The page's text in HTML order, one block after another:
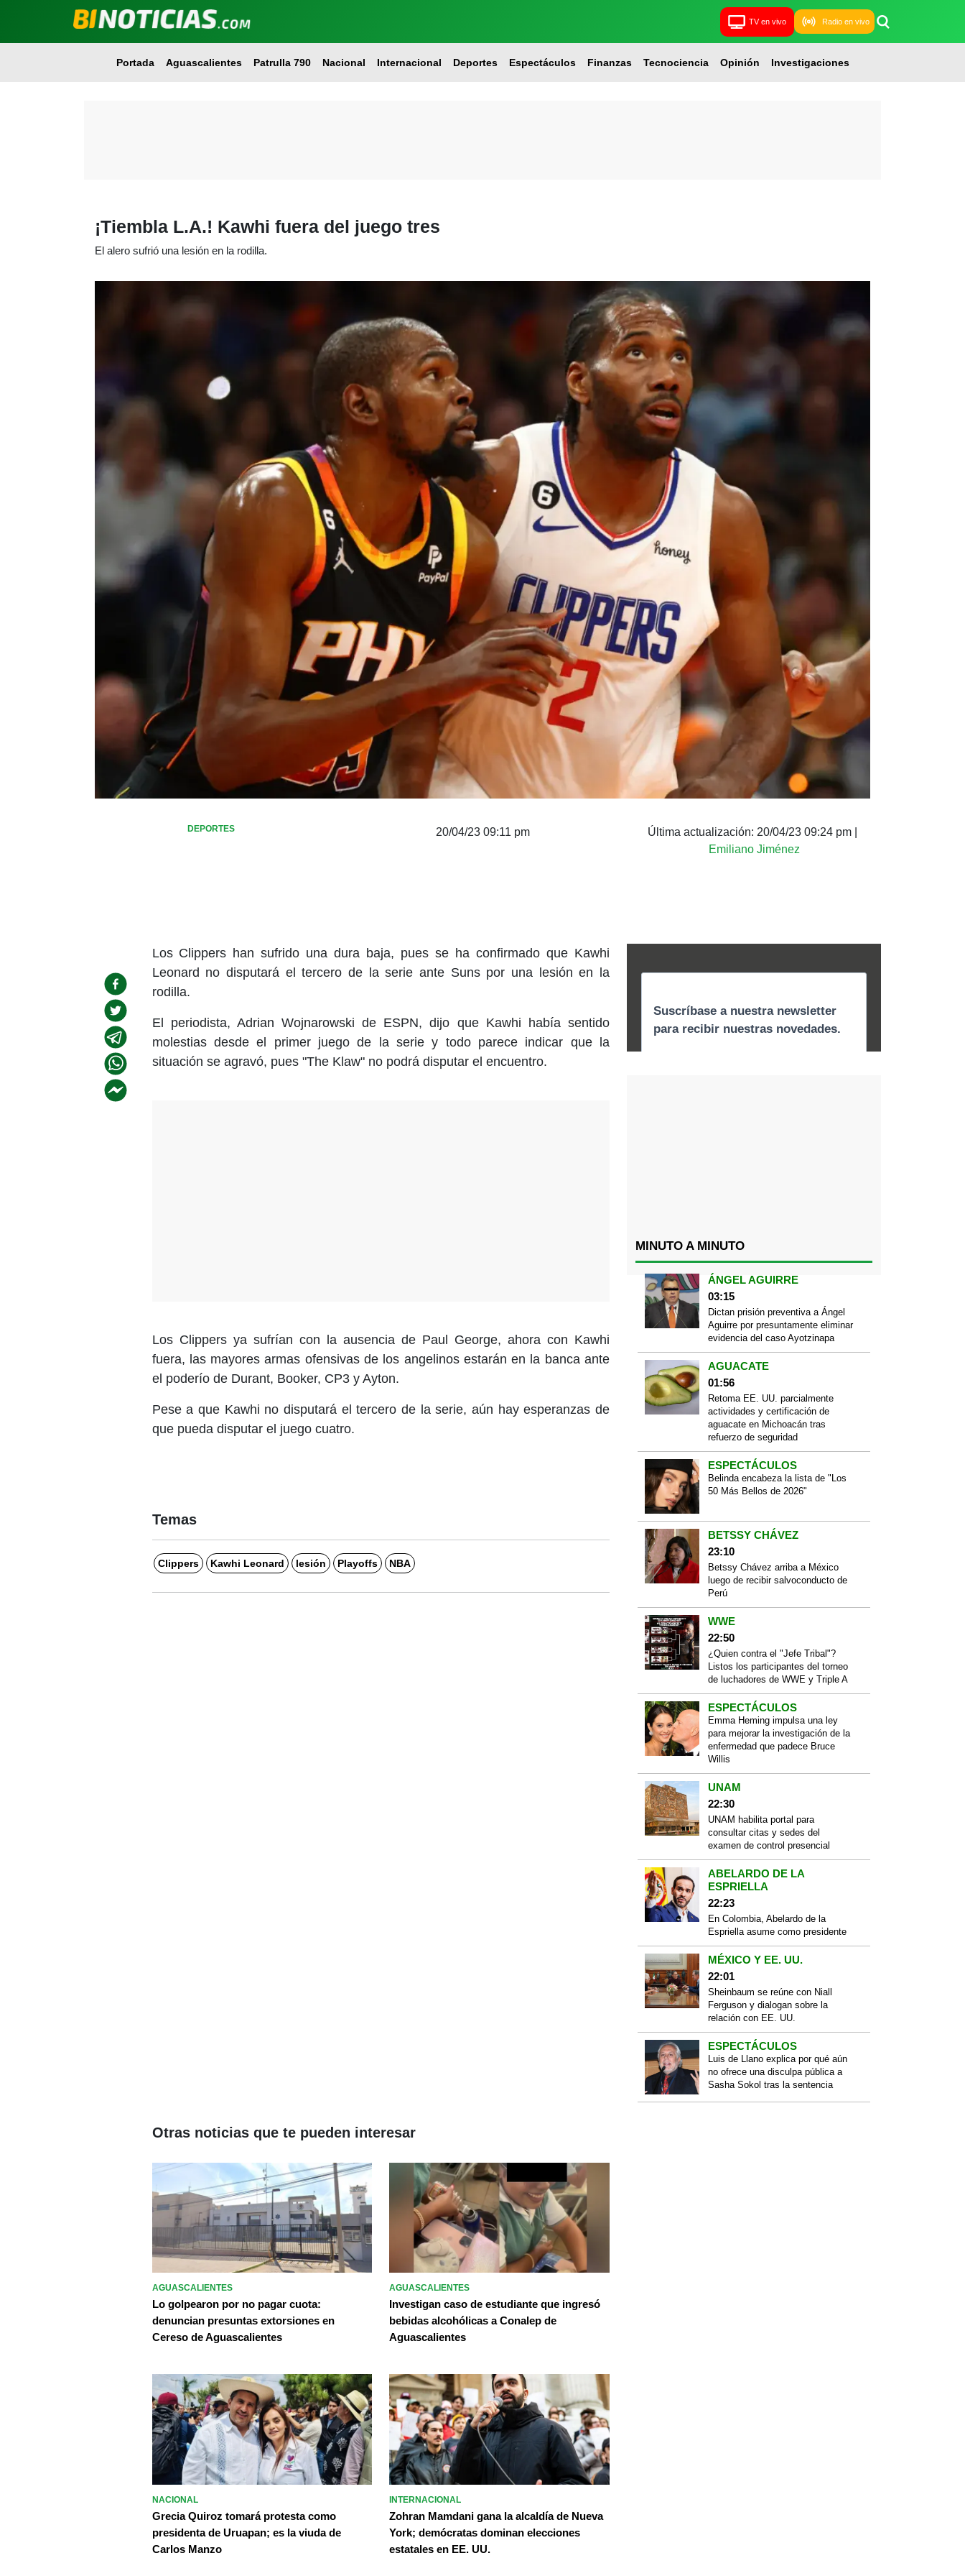
TV en vivo Radio en vivo
Portada Aguascalientes Patrulla 790 Nacional Internacional Deportes Espectáculos Finanzas Tecnociencia Opinión Investigaciones
¡Tiembla L.A.! Kawhi fuera del juego tres
El alero sufrió una lesión en la rodilla.
DEPORTES 20/04/23 09:11 pm Última actualización: 20/04/23 09:24 pm
Emiliano Jiménez
Los Clippers han sufrido una dura baja, pues se ha confirmado que Kawhi
Leonard no disputará el tercero de la serie ante Suns por una lesión en la
rodilla.
El periodista, Adrian Wojnarowski de ESPN, dijo que Kawhi había sentido
molestias desde el primer juego de la serie y todo parece indicar que la
situación se agravó, pues "The Klaw" no podrá disputar el encuentro.
Los Clippers ya sufrían con la ausencia de Paul George, ahora con Kawhi
fuera, las mayores armas ofensivas de los angelinos estarán en la banca ante
el poderío de Durant, Booker, CP3 y Ayton.
Pese a que Kawhi no disputará el tercero de la serie, aún hay esperanzas de
que pueda disputar el juego cuatro.
Temas
Clippers Kawhi Leonard lesión Playoffs NBA
MINUTO A MINUTO
ÁNGEL AGUIRRE
03:15
Dictan prisión preventiva a Ángel
Aguirre por presuntamente eliminar
evidencia del caso Ayotzinapa
AGUACATE
01:56
Retoma EE. UU. parcialmente
actividades y certificación de
aguacate en Michoacán tras
refuerzo de seguridad
ESPECTÁCULOS
Belinda encabeza la lista de "Los
50 Más Bellos de 2026"
BETSSY CHÁVEZ
23:10
Betssy Chávez arriba a México
luego de recibir salvoconducto de
Perú
WWE
22:50
¿Quien contra el "Jefe Tribal"?
Listos los participantes del torneo
de luchadores de WWE y Triple A
ESPECTÁCULOS
Emma Heming impulsa una ley
para mejorar la investigación de la
enfermedad que padece Bruce
Willis
UNAM
22:30
UNAM habilita portal para
consultar citas y sedes del
examen de control presencial
ABELARDO DE LA
ESPRIELLA
22:23
En Colombia, Abelardo de la
Espriella asume como presidente
MÉXICO Y EE. UU.
22:01
Sheinbaum se reúne con Niall
Ferguson y dialogan sobre la
relación con EE. UU.
ESPECTÁCULOS
Luis de Llano explica por qué aún
no ofrece una disculpa pública a
Sasha Sokol tras la sentencia
Otras noticias que te pueden interesar
AGUASCALIENTES
Lo golpearon por no pagar cuota:
denuncian presuntas extorsiones en
Cereso de Aguascalientes
AGUASCALIENTES
Investigan caso de estudiante que ingresó
bebidas alcohólicas a Conalep de
Aguascalientes
NACIONAL
Grecia Quiroz tomará protesta como
presidenta de Uruapan; es la viuda de
Carlos Manzo
INTERNACIONAL
Zohran Mamdani gana la alcaldía de Nueva
York; demócratas dominan elecciones
estatales en EE. UU.